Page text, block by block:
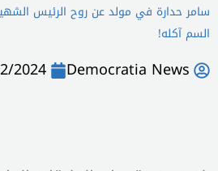
سامر حدارة في مولد عن روح الرئيس
السم آكله!
Democratia News
2024